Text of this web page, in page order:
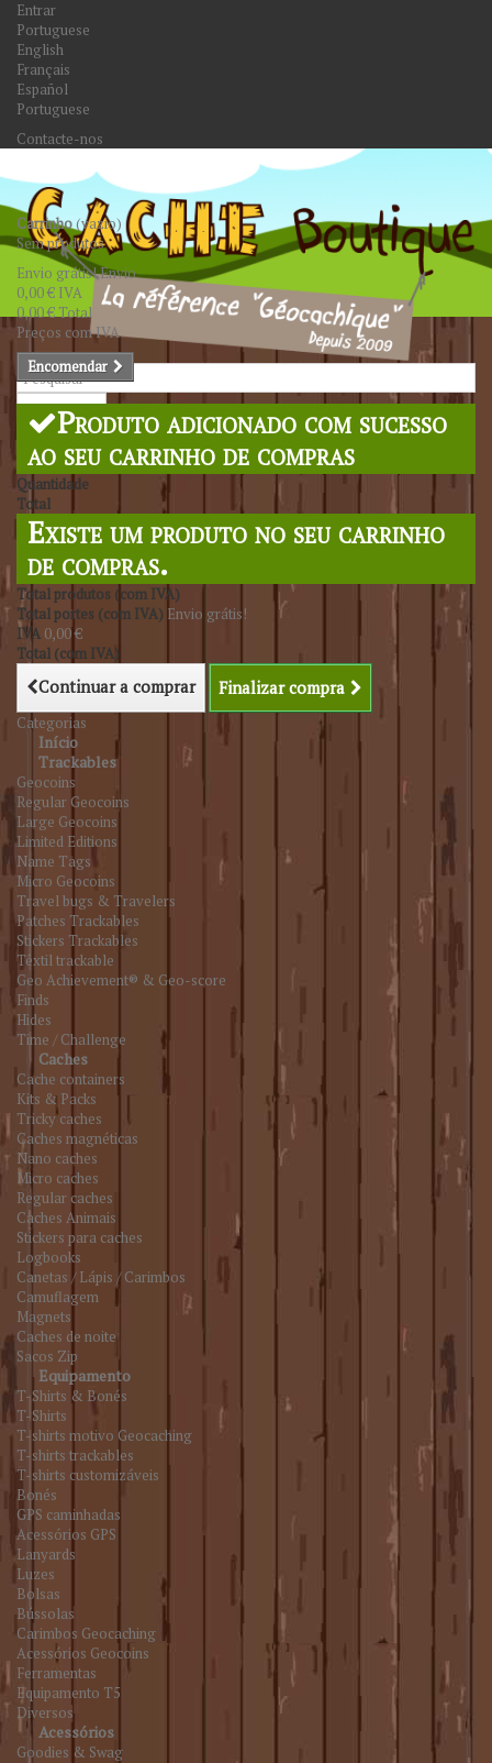
Entrar
Portuguese
English
Français
Español
Portuguese
Contacte-nos
Pesquisar
Carrinho(vazio)
Sem produtos
Envio grátis!Envio
0,00 € IVA
0,00 €Total
Preços com IVA
Encomendar
Produto adicionado com sucesso
ao seu carrinho de compras
Quantidade
Total
Existe um produto no seu carrinho
de compras.
Total produtos (com IVA)
Total portes (com IVA) Envio grátis!
IVA 0,00 €
Total (com IVA)
Continuar a comprar Finalizar compra
Categorias
Início
Trackables
Geocoins
Regular Geocoins
Large Geocoins
Limited Editions
Name Tags
Micro Geocoins
Travel bugs & Travelers
Patches Trackables
Stickers Trackables
Têxtil trackable
Geo Achievement® & Geo-score
Finds
Hides
Time / Challenge
Caches
Cache containers
Kits & Packs
Tricky caches
Caches magnéticas
Nano caches
Micro caches
Regular caches
Caches Animais
Stickers para caches
Logbooks
Canetas / Lápis / Carimbos
Camuflagem
Magnets
Caches de noite
Sacos Zip
Equipamento
T-Shirts & Bonés
T-Shirts
T-shirts motivo Geocaching
T-shirts trackables
T-shirts customizáveis
Bonés
GPS caminhadas
Acessórios GPS
Lanyards
Luzes
Bolsas
Bússolas
Carimbos Geocaching
Acessórios Geocoins
Ferramentas
Equipamento T5
Diversos
Acessórios
Goodies & Swag